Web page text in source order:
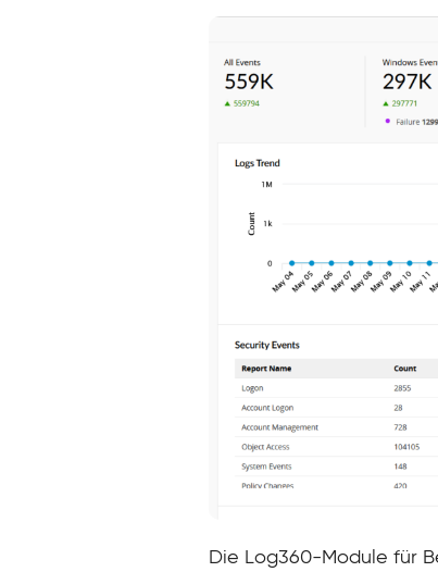
Die Log360-Module für